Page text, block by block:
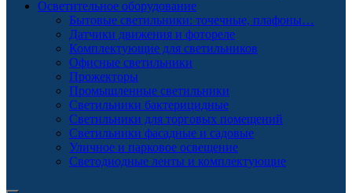
Осветительное оборудование
Бытовые светильники: точечные, плафоны…
Датчики движения и фотореле
Комплектующие для светильников
Офисные светильники
Прожекторы
Промышленные светильники
Светильники бактерицидные
Светильники для торговых помещений
Светильники фасадные и садовые
Уличное и парковое освещение
Светодиодные ленты и комплектующие